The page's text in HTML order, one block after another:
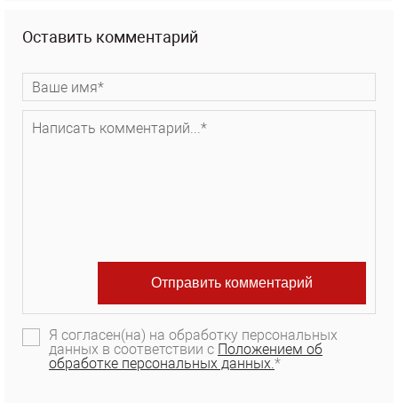
Оставить комментарий
Я согласен(на) на обработку персональных
данных в соответствии с Положением об
обработке персональных данных.*